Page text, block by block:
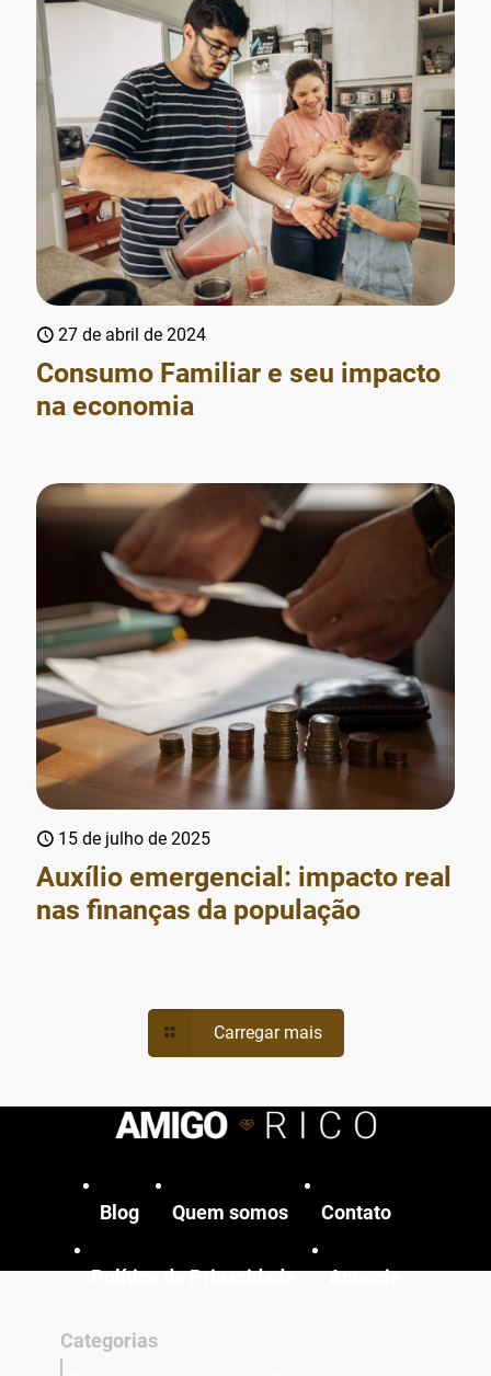
27 de abril de 2024
Consumo Familiar e seu impacto
na economia
15 de julho de 2025
Auxílio emergencial: impacto real
nas finanças da população
Carregar mais
Blog Quem somos Contato
Política de Privacidade Anuncie
Categorias